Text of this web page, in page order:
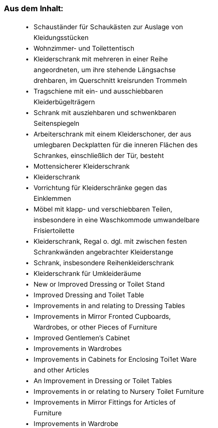
Aus dem Inhalt:
Schauständer für Schaukästen zur Auslage von
Kleidungsstücken
Wohnzimmer- und Toilettentisch
Kleiderschrank mit mehreren in einer Reihe
angeordneten, um ihre stehende Längsachse
drehbaren, im Querschnitt kreisrunden Trommeln
Tragschiene mit ein- und ausschiebbaren
Kleiderbügelträgern
Schrank mit ausziehbaren und schwenkbaren
Seitenspiegeln
Arbeiterschrank mit einem Kleiderschoner, der aus
umlegbaren Deckplatten für die inneren Flächen des
Schrankes, einschließlich der Tür, besteht
Mottensicherer Kleiderschrank
Kleiderschrank
Vorrichtung für Kleiderschränke gegen das
Einklemmen
Möbel mit klapp- und verschiebbaren Teilen,
insbesondere in eine Waschkommode umwandelbare
Frisiertoilette
Kleiderschrank, Regal o. dgl. mit zwischen festen
Schrankwänden angebrachter Kleiderstange
Schrank, insbesondere Reihenkleiderschrank
Kleiderschrank für Umkleideräume
New or Improved Dressing or Toilet Stand
Improved Dressing and Toilet Table
Improvements in and relating to Dressing Tables
Improvements in Mirror Fronted Cupboards,
Wardrobes, or other Pieces of Furniture
Improved Gentlemen’s Cabinet
Improvements in Wardrobes
Improvements in Cabinets for Enclosing Toi1et Ware
and other Articles
An Improvement in Dressing or Toilet Tables
Improvements in or relating to Nursery Toilet Furniture
Improvements in Mirror Fittings for Articles of
Furniture
Improvements in Wardrobe